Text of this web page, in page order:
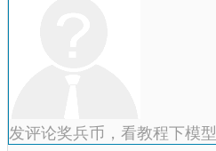
发评论奖兵币，看教程下模型